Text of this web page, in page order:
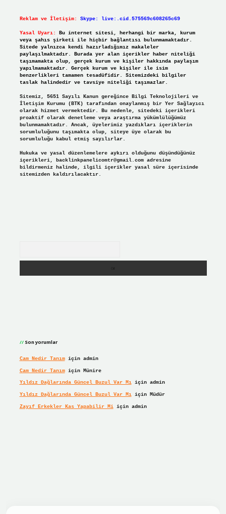
Reklam ve İletişim: Skype: live:.cid.575569c608265c69
Yasal Uyarı:
Bu internet sitesi, herhangi bir marka, kurum
veya şahıs şirketi ile hiçbir bağlantısı bulunmamaktadır.
Sitede yalnızca kendi hazırladığımız makaleler
paylaşılmaktadır. Burada yer alan içerikler haber niteliği
taşımamakta olup, gerçek kurum ve kişiler hakkında paylaşım
yapılmamaktadır. Gerçek kurum ve kişiler ile isim
benzerlikleri tamamen tesadüfidir. Sitemizdeki bilgiler
taslak halindedir ve tavsiye niteliği taşımazlar.
Sitemiz, 5651 Sayılı Kanun gereğince Bilgi Teknolojileri ve
İletişim Kurumu (BTK) tarafından onaylanmış bir Yer Sağlayıcı
olarak hizmet vermektedir. Bu nedenle, sitedeki içerikleri
proaktif olarak denetleme veya araştırma yükümlülüğümüz
bulunmamaktadır. Ancak, üyelerimiz yazdıkları içeriklerin
sorumluluğunu taşımakta olup, siteye üye olarak bu
sorumluluğu kabul etmiş sayılırlar.
Hukuka ve yasal düzenlemelere aykırı olduğunu düşündüğünüz
içerikleri, backlinkpanelicomtr@gmail.comadresine
bildirmeniz halinde, ilgili içerikler yasal süre içerisinde
sitemizden kaldırılacaktır.
Son yorumlar
Cam Nedir Tanımiçin admin
Cam Nedir Tanımiçin Münire
Yıldız Dağlarında Güncel Buzul Var Mıiçin admin
Yıldız Dağlarında Güncel Buzul Var Mıiçin Müdür
Zayıf Erkekler Kas Yapabilir Miiçin admin